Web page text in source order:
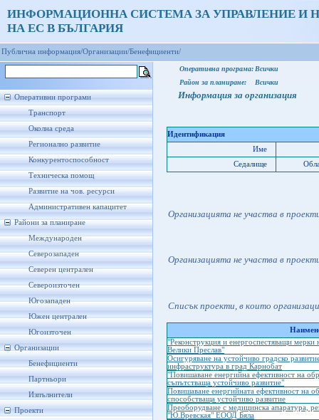
ИНФОРМАЦИОННА СИСТЕМА ЗА УПРАВЛЕНИЕ И
НА ЕС В БЪЛГАРИЯ
Публична информация/Организации/Бенефициенти/
Оперативни програми
Транспорт
Околна среда
Регионално развитие
Конкурентоспособност
Техническа помощ
Развитие на чов. ресурси
Административен капацитет
Райони за планиране
Международен
Северозападен
Северен централен
Североизточен
Югозападен
Южен централен
Югоизточен
Организации
Бенефициенти
Партньори
Изпълнители
Проекти
Оперативна програма: Всички
Район за планиране:
Всички
Информация за организация
Идентификация
Име
Седалище
Организацията не участва в
Организацията не участва в
Списък проекти, в които
"Реконструкция и енергоспестяващи
Велики Преслав"
Осигуряване на устойчиво градско
инфраструктура в град Карнобат
"Повишаване енергийна ефективност на
съпътстваща устойчиво развитие"
Повишаване енергийната ефективност на
способстваща устойчиво развитие
Преоборудване с медицинска апаратура,
"Ю.Вревская" ЕООД Бяла